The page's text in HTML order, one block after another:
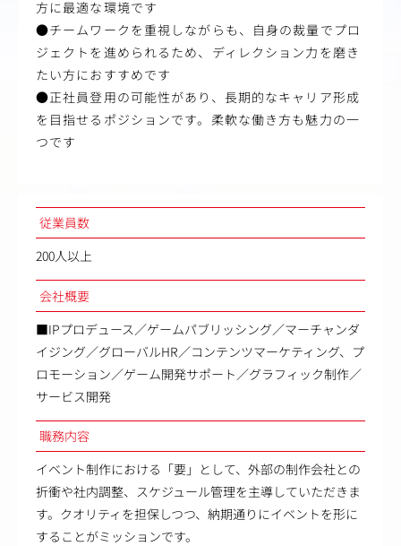
方に最適な環境です
●チームワークを重視しながらも、自身の裁量でプロ
ジェクトを進められるため、ディレクション力を磨き
たい方におすすめです
●正社員登用の可能性があり、長期的なキャリア形成
を目指せるポジションです。柔軟な働き方も魅力の一
つです
従業員数
200人以上
会社概要
■IPプロデュース／ゲームパブリッシング／マーチャンダ
イジング／グローバルHR／コンテンツマーケティング、プ
ロモーション／ゲーム開発サポート／グラフィック制作／
サービス開発
職務内容
イベント制作における「要」として、外部の制作会社との
折衝や社内調整、スケジュール管理を主導していただきま
す。クオリティを担保しつつ、納期通りにイベントを形に
することがミッションです。